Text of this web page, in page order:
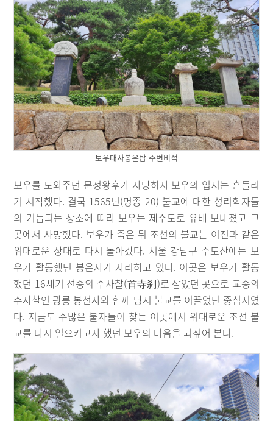
보우대사봉은탑 주변비석
보우를 도와주던 문정왕후가 사망하자 보우의 입지는 흔들리
기 시작했다. 결국 1565년(명종 20) 불교에 대한 성리학자들
의 거듭되는 상소에 따라 보우는 제주도로 유배 보내졌고 그
곳에서 사망했다. 보우가 죽은 뒤 조선의 불교는 이전과 같은
위태로운 상태로 다시 돌아갔다. 서울 강남구 수도산에는 보
우가 활동했던 봉은사가 자리하고 있다. 이곳은 보우가 활동
했던 16세기 선종의 수사찰(首寺刹)로 삼았던 곳으로 교종의
수사찰인 광릉 봉선사와 함께 당시 불교를 이끌었던 중심지였
다. 지금도 수많은 불자들이 찾는 이곳에서 위태로운 조선 불
교를 다시 일으키고자 했던 보우의 마음을 되짚어 본다.